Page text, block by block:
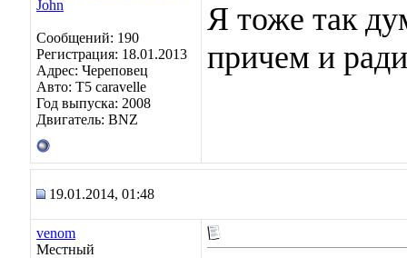
Сообщений: 190
Регистрация: 18.01.2013
Адрес: Череповец
Авто: Т5 caravelle
Год выпуска: 2008
Двигатель: BNZ
Я тоже так
причем и
19.01.2014, 01:48
venom
Местный